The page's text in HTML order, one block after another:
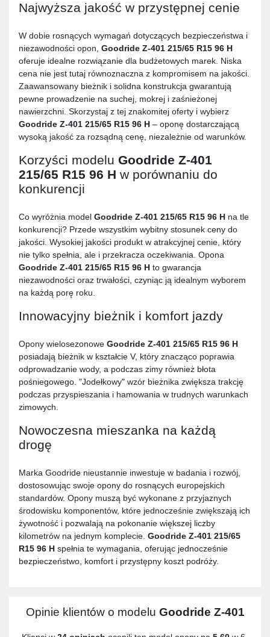
Najwyższa jakość w przystępnej cenie
W dobie rosnących wymagań dotyczących bezpieczeństwa i
niezawodności opon, Goodride Z-401 215/65 R15 96 H
oferuje idealne rozwiązanie dla budżetowych marek. Niska
cena nie jest tutaj równoznaczna z kompromisem na jakości.
Zaawansowany bieżnik i solidna konstrukcja gwarantują
pewne prowadzenie na suchej, mokrej i zaśnieżonej
nawierzchni. Skorzystaj z tej znakomitej oferty i wybierz
Goodride Z-401 215/65 R15 96 H – oponę dostarczającą
wysoką jakość za rozsądną cenę, niezależnie od warunków.
Korzyści modelu Goodride Z-401
215/65 R15 96 H w porównaniu do
konkurencji
Co wyróżnia model Goodride Z-401 215/65 R15 96 H na tle
konkurencji? Przede wszystkim wybitny stosunek ceny do
jakości. Wysokiej jakości produkt w atrakcyjnej cenie, który
nie tylko spełnia, ale i przekracza oczekiwania. Opona
Goodride Z-401 215/65 R15 96 H to gwarancja
niezawodności oraz trwałości, czyniąc ją idealnym wyborem
na każdą porę roku.
Innowacyjny bieżnik i komfort jazdy
Opony wielosezonowe Goodride Z-401 215/65 R15 96 H
posiadają bieżnik w kształcie V, który znacząco poprawia
odprowadzanie wody, a podczas zimy również błota
pośniegowego. "Jodełkowy" wzór bieżnika zwiększa trakcję
podczas przyspieszania i hamowania w trudnych warunkach
zimowych.
Nowoczesna mieszanka na każdą
drogę
Marka Goodride nieustannie inwestuje w badania i rozwój,
dostosowując swoje opony do rosnących europejskich
standardów. Opony muszą być wykonane z przyjaznych
środowisku komponentów, które jednocześnie zwiększają ich
żywotność i pozwalają na pokonanie większej liczby
kilometrów na jednym komplecie. Goodride Z-401 215/65
R15 96 H spełnia te wymagania, oferując jednocześnie
bezpieczeństwo, komfort i przystępny koszt podróży.
Opinie klientów o modelu Goodride Z-401